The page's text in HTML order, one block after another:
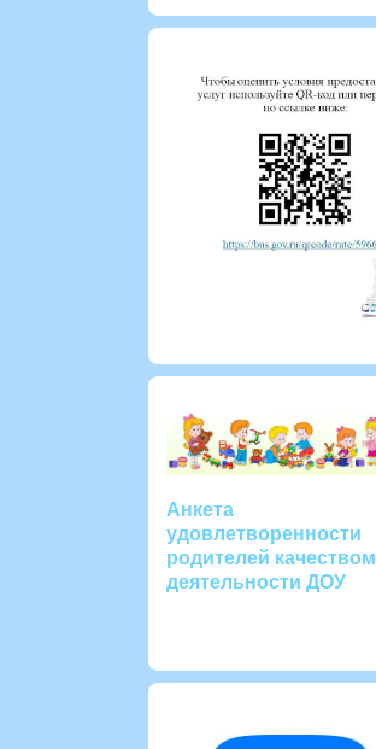
Анкета
удовлетворенности
родителей качеством
деятельности ДОУ